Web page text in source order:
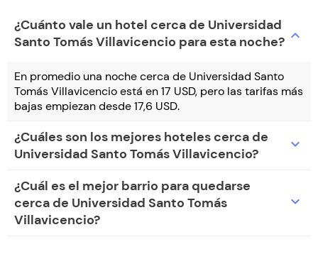
¿Cuánto vale un hotel cerca de Universidad
Santo Tomás Villavicencio para esta noche? expand_more
En promedio una noche cerca de Universidad Santo
Tomás Villavicencio está en 17 USD, pero las tarifas más
bajas empiezan desde 17,6 USD.
¿Cuáles son los mejores hoteles cerca de
Universidad Santo Tomás Villavicencio?
expand_more
¿Cuál es el mejor barrio para quedarse
cerca de Universidad Santo Tomás
Villavicencio?
expand_more